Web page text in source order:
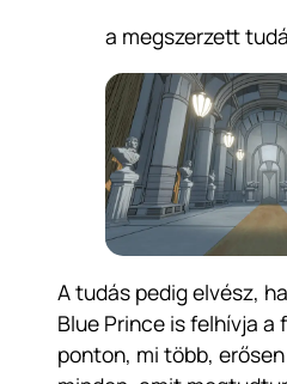
a megszerzett
A tudás pedig elvész,
Blue Prince is felhívja a
ponton, mi több,